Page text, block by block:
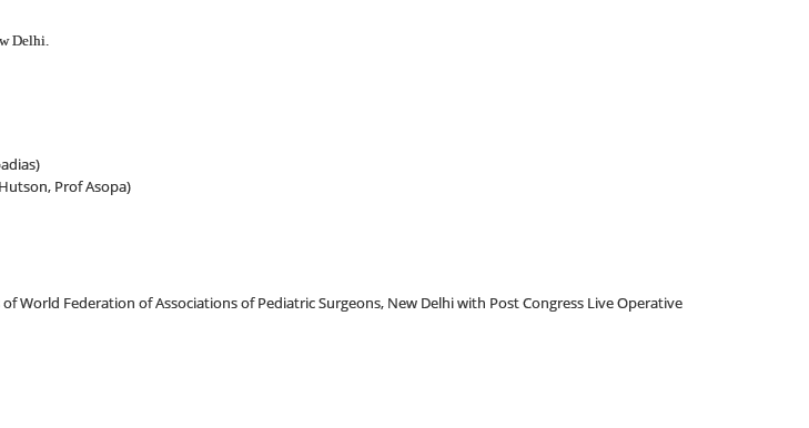
Delhi.
Prof Asopa)
World Federation of Associations of Pediatric Surgeons, New Delhi with Post Congress Live Operative